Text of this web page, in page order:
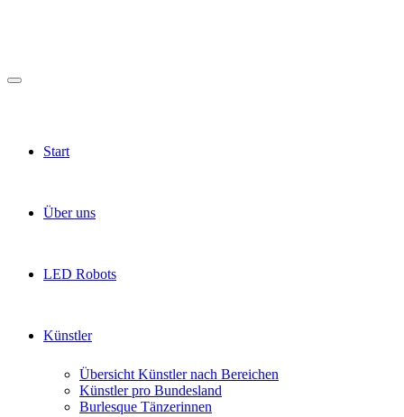
Start
Über uns
LED Robots
Künstler
Übersicht Künstler nach Bereichen
Künstler pro Bundesland
Burlesque Tänzerinnen